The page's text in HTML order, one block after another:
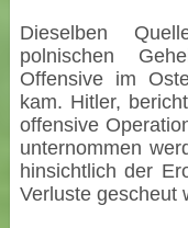
Dieselben
polnischen
Offensive im
kam. Hitler,
offensive
unternommen
hinsichtlich der
Verluste gescheut